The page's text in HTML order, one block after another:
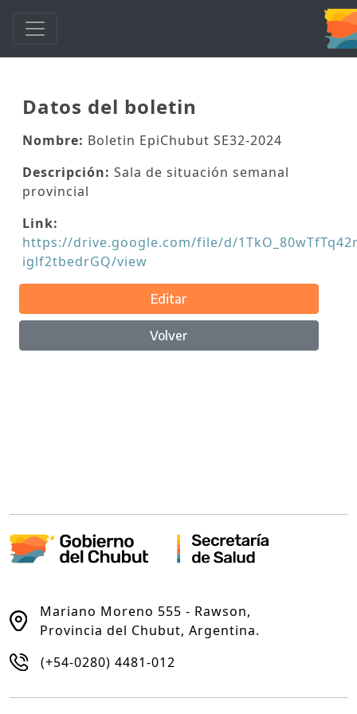
Datos del boletin
Nombre: Boletin EpiChubut SE32-2024
Descripción: Sala de situación semanal
provincial
Link:
https://drive.google.com/file/d/
iglf2tbedrGQ/view
Editar
Volver
Mariano Moreno 555 - Rawson,
Provincia del Chubut, Argentina.
(+54-0280) 4481-012